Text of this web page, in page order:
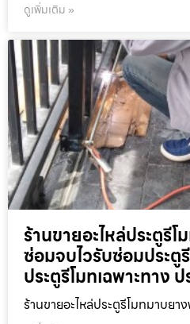
ดูเพิ่มเติม »
ร้านขายอะไหล่ประตูรี
ซ่อมจบไวรับซ่อมประตู
ประตูรีโมทเฉพาะทาง
ร้านขายอะไหล่ประตูรีโมทมาบยา